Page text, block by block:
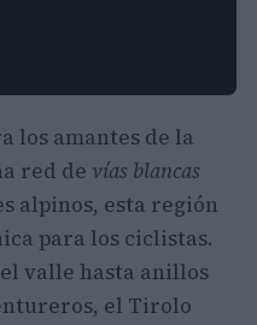
los amantes de la
red de vías blancas
alpinos, esta región
para los ciclistas.
valle hasta anillos
el Tirolo